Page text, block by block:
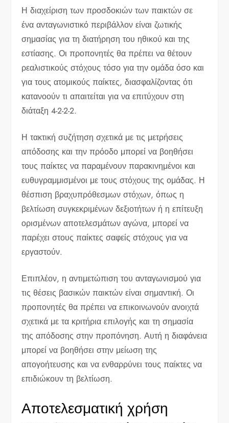
Η διαχείριση των προσδοκιών των παικτών σε
ένα ανταγωνιστικό περιβάλλον είναι ζωτικής
σημασίας για τη διατήρηση του ηθικού και της
εστίασης. Οι προπονητές θα πρέπει να θέτουν
ρεαλιστικούς στόχους τόσο για την ομάδα όσο και
για τους ατομικούς παίκτες, διασφαλίζοντας ότι
κατανοούν τι απαιτείται για να επιτύχουν στη
διάταξη 4-2-2-2.
Η τακτική συζήτηση σχετικά με τις μετρήσεις
απόδοσης και την πρόοδο μπορεί να βοηθήσει
τους παίκτες να παραμένουν παρακινημένοι και
ευθυγραμμισμένοι με τους στόχους της ομάδας. Η
θέσπιση βραχυπρόθεσμων στόχων, όπως η
βελτίωση συγκεκριμένων δεξιοτήτων ή η επίτευξη
ορισμένων αποτελεσμάτων αγώνα, μπορεί να
παρέχει στους παίκτες σαφείς στόχους για να
εργαστούν.
Επιπλέον, η αντιμετώπιση του ανταγωνισμού για
τις θέσεις βασικών παικτών είναι σημαντική. Οι
προπονητές θα πρέπει να επικοινωνούν ανοιχτά
σχετικά με τα κριτήρια επιλογής και τη σημασία
της απόδοσης στην προπόνηση. Αυτή η διαφάνεια
μπορεί να βοηθήσει στην μείωση της
απογοήτευσης και να ενθαρρύνει τους παίκτες να
επιδιώκουν τη βελτίωση.
Αποτελεσματική χρήση